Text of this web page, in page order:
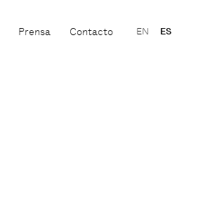
Prensa Contacto EN ES